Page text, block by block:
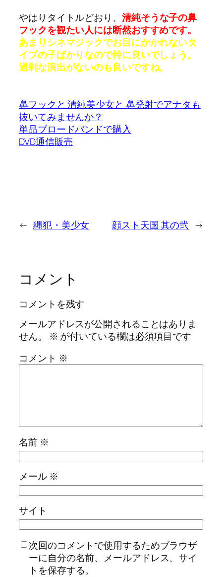
やはりタイトルどおり、 清純そうな子の鼻
フックを観たい人には断然おすすめです。
あまりシネマジックでお目にかかれないタ
イプの子ばかりなので特に良いでしょう。
過剰な演出がないのも良いですね。
鼻フックと 清純美少女と 鼻発射でアナタも
抜いてみませんか？
単品ブロードバンドで購入
DVD通信販売
← 縄犯・美少女 顔スト天国 其の弐 →
コメント
コメントを残す
メールアドレスが公開されることはありま
せん。
※ が付いている欄は必須項目です
コメント ※
名前 ※
メール ※
サイト
次回のコメントで使用するためブラウザ
ーに自分の名前、メールアドレス、サイ
トを保存する。